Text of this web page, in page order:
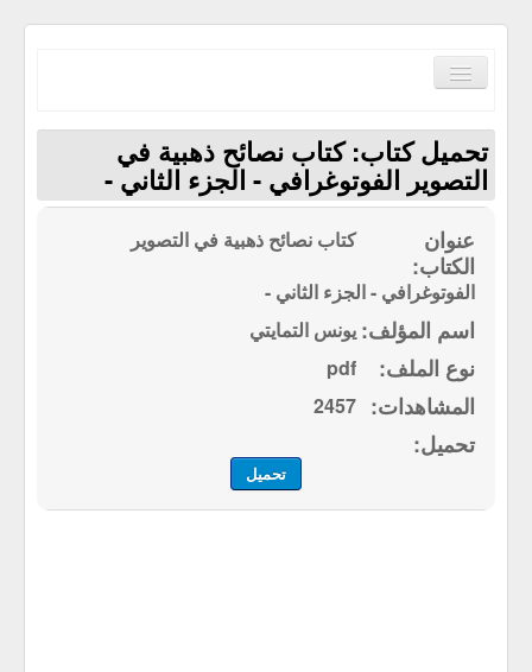
Toggle
Navigation
الصفحة الرئيسية
الكتب حسب الترتيب الابجدي
مكتبة القرآن الكريم
تحميل كتاب: كتاب نصائح ذهبية في
التصوير الفوتوغرافي - الجزء الثاني -
كتاب نصائح ذهبية في التصوير
الفوتوغرافي - الجزء الثاني -
يونس التمايتي
pdf
2457
تحميل